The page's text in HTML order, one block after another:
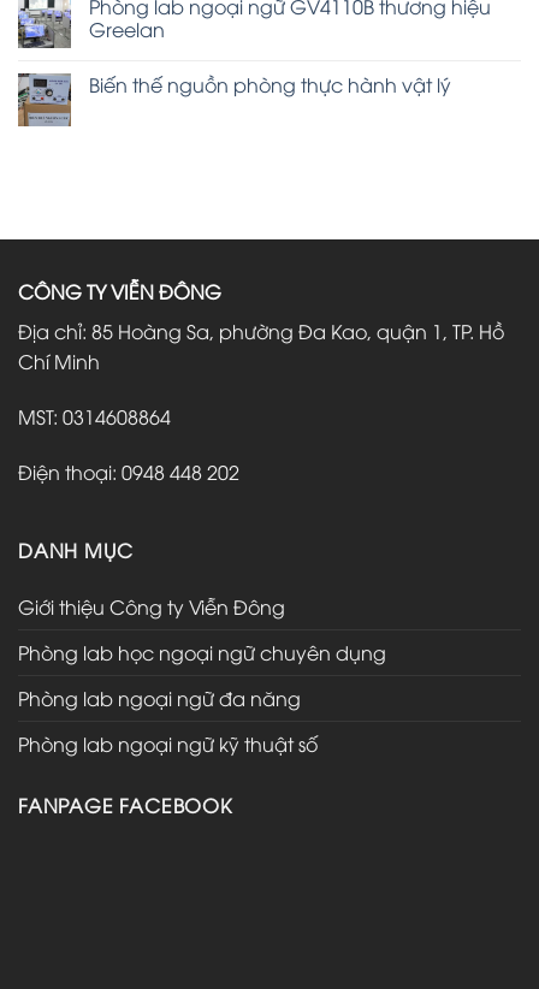
Phòng lab ngoại ngữ GV4110B thương hiệu
Greelan
Biến thế nguồn phòng thực hành vật lý
CÔNG TY VIỄN ĐÔNG
Địa chỉ: 85 Hoàng Sa, phường Đa Kao, quận 1, TP. Hồ
Chí Minh
MST: 0314608864
Điện thoại: 0948 448 202
DANH MỤC
Giới thiệu Công ty Viễn Đông
Phòng lab học ngoại ngữ chuyên dụng
Phòng lab ngoại ngữ đa năng
Phòng lab ngoại ngữ kỹ thuật số
FANPAGE FACEBOOK